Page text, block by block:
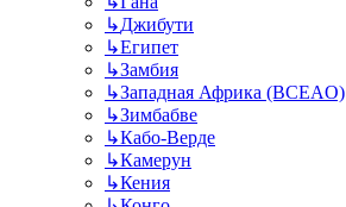
↳Джибути
↳Египет
↳Замбия
↳Западная Африка (BCEAO)
↳Зимбабве
↳Кабо-Верде
↳Камерун
↳Кения